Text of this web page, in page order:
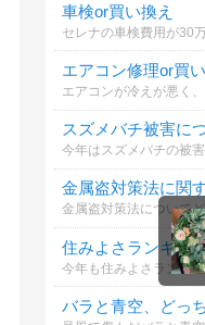
車検or買い換え
エアコン修理or買
スズメバチ被害に
金属盗対策法に関
金属盗対策法について
住みよさランキン
バラと青空、どっ